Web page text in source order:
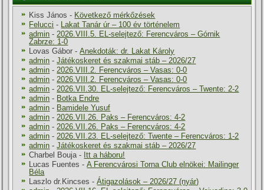
Kiss János - Következő mérkőzések
Felucci - Lakat Tanár úr – 100 év történelem
admin -2026.VIII.5. EL-selejtező: Ferencváros – Górnik
Zabrze: 1-0
Lovas Gábor -Anekdoták: dr. Lakat Károly
admin -Játékoskeret és szakmai stáb – 2026/27
admin -2026.VIII.2. Ferencváros – Vasas: 0-0
admin -2026.VIII.2. Ferencváros – Vasas: 0-0
admin -2026.VII.30. EL-selejtező: Ferencváros – Twente: 2-2
admin - Botka Endre
admin - Bamidele Yusuf
admin -2026.VII.26. Paks – Ferencváros: 4-2
admin -2026.VII.26. Paks – Ferencváros: 4-2
admin -2026.VII.23. EL-selejtező: Twente – Ferencváros: 1-2
admin -Játékoskeret és szakmai stáb – 2026/27
Charbel Bouja- Itt a háboru!
Lucas Fuentes -A Ferencvárosi Torna Club elnökei: Mailinger
Béla
Laszlo dr.Kincses -Átigazolások – 2026/27 (nyár)